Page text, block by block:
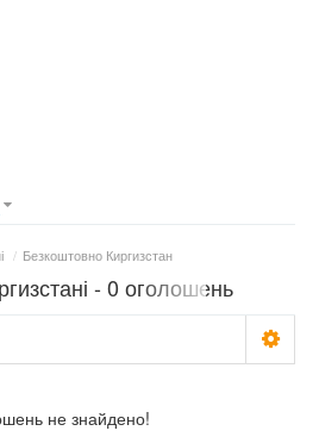
/ Безкоштовно Киргизстан
- 0 оголошень
не знайдено!